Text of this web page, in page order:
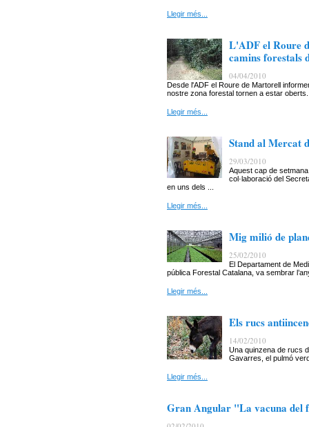
Llegir més...
L'ADF el Roure
camins forestals
04/04/2010
Desde l'ADF el Roure de Martorell
nostre zona forestal tornen a estar oberts.
Llegir més...
Stand al Mercat
29/03/2010
Aquest cap de
col·laboració del
en uns dels ...
Llegir més...
Mig milió de
25/02/2010
El Departament de
pública Forestal Catalana, va sembrar
Llegir més...
Els rucs
14/02/2010
Una quinzena de rucs
Gavarres, el pulmó
Llegir més...
Gran Angular "La vacuna del